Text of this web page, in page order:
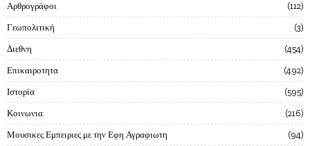
Αρθρογράφοι 112
Γεωπολιτική 3
Διεθνη 454
Επικαιροτητα 492
Ιστορία 595
Κοινωνια 216
Μουσικες Εμπειριες με την Εφη Αγραφιωτη 94